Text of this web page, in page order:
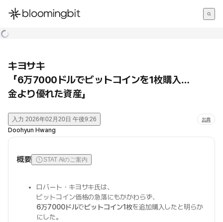
한국어
キヨサキ
「6万7000ドルでビットコインを1枚購入…
金より優れた資産」
入力 2026年02月20日 午後9:26 出典
Doohyun Hwang
概要 STAT AIのご案内
ロバート・キヨサキ氏は、
ビットコイン価格の急落にもかかわらず、
6万7000ドルでビットコイン1枚を追加購入したと明らか
にした。